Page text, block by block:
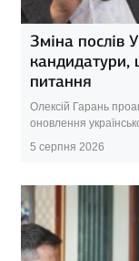
Зміна послів
кандидатури,
питання
Олексій Гарань
оновлення
5 серпня 2026